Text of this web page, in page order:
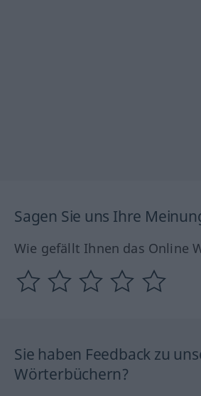
Sagen Sie uns Ihre
Wie gefällt Ihnen das Online
Sie haben Feedback zu
Wörterbüchern?